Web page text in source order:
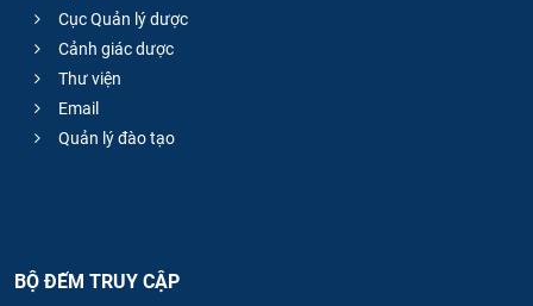
Cục Quản lý dược
Cảnh giác dược
Thư viện
Email
Quản lý đào tạo
BỘ ĐẾM TRUY CẬP